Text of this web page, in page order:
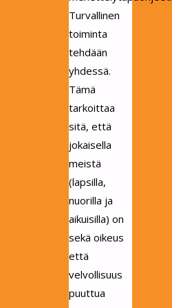
Turvallinen
toiminta
tehdään
yhdessä.
Tämä
tarkoittaa
sitä, että
jokaisella
meistä
(lapsilla,
nuorilla ja
aikuisilla) on
sekä oikeus
että
velvollisuus
puuttua